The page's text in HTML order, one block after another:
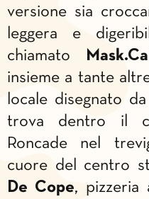
versione sia
leggera e
chiamato
insieme a tante
locale disegnato
trova dentro il
Roncade nel
cuore del centro
De Cope, pizzeria